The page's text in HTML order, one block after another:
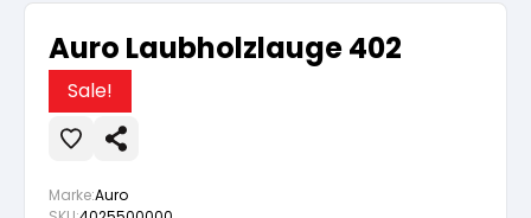
Wasserlösliche Grundierung
Vorbereitung
Autoreparatur
Vorbereitung
Innenfarben
Auro Laubholzlauge 402
Sale!
Marke:Auro